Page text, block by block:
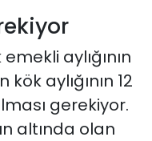
aylığının
aylığının 12
gerekiyor.
altında olan